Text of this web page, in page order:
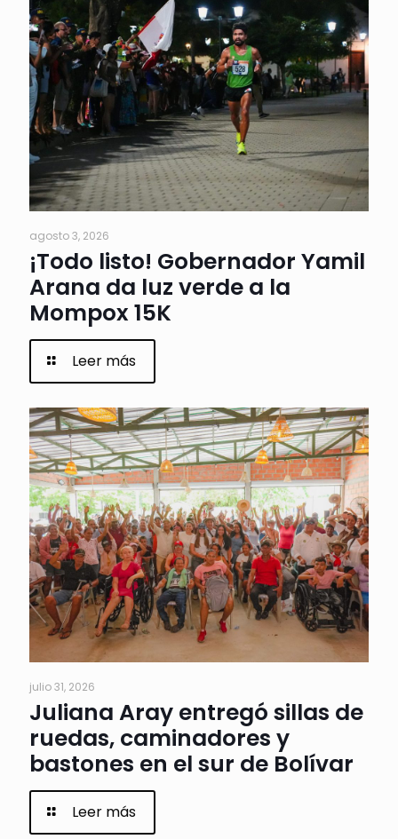
agosto 3, 2026
¡Todo listo! Gobernador Yamil
Arana da luz verde a la
Mompox 15K
Leer más
julio 31, 2026
Juliana Aray entregó sillas de
ruedas, caminadores y
bastones en el sur de Bolívar
Leer más